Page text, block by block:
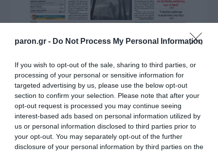
paron.gr - Do Not Process My Personal Information
If you wish to opt-out of the sale, sharing to third parties, or
processing of your personal or sensitive information for
targeted advertising by us, please use the below opt-out
section to confirm your selection. Please note that after your
opt-out request is processed you may continue seeing
interest-based ads based on personal information utilized by
us or personal information disclosed to third parties prior to
your opt-out. You may separately opt-out of the further
disclosure of your personal information by third parties on the
ΔΙΑΒΑΣΤΕ ΚΑΙ ΤΑ ΠΑΡΑΚΑΤΩ